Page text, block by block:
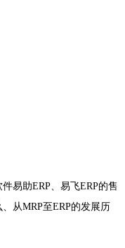
易助ERP、易飞ERP的售
从MRP至ERP的发展历